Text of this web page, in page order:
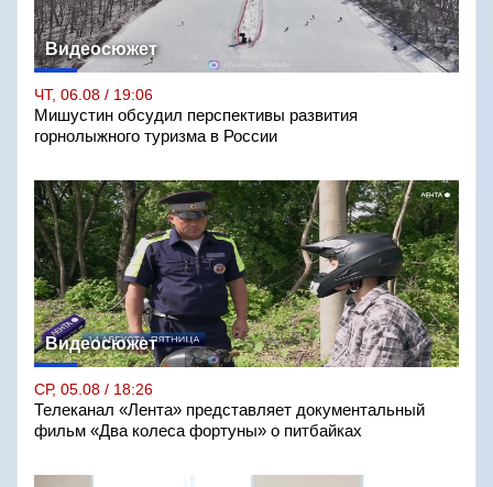
Видеосюжет
ЧТ, 06.08 / 19:06
Мишустин обсудил перспективы развития
горнолыжного туризма в России
Видеосюжет
СР, 05.08 / 18:26
Телеканал «Лента» представляет документальный
фильм «Два колеса фортуны» о питбайках